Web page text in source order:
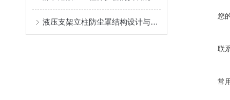
液压支架立柱防尘罩结构设计与密封防护原理
您
联
常